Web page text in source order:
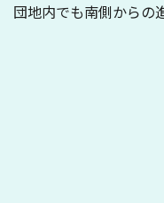
団地内でも南側からの